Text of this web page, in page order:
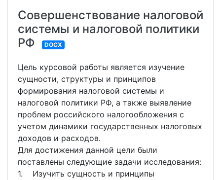
Совершенствование налоговой
системы и налоговой политики
РФ
DOCX
Цель курсовой работы является изучение
сущности, структуры и принципов
формирования налоговой системы и
налоговой политики РФ, а также выявление
проблем российского налогообложения с
учетом динамики государственных налоговых
доходов и расходов.
Для достижения данной цели были
поставлены следующие задачи исследования:
1. Изучить сущность и принципы